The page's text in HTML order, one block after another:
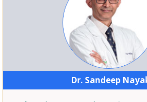
Dr. Sandeep